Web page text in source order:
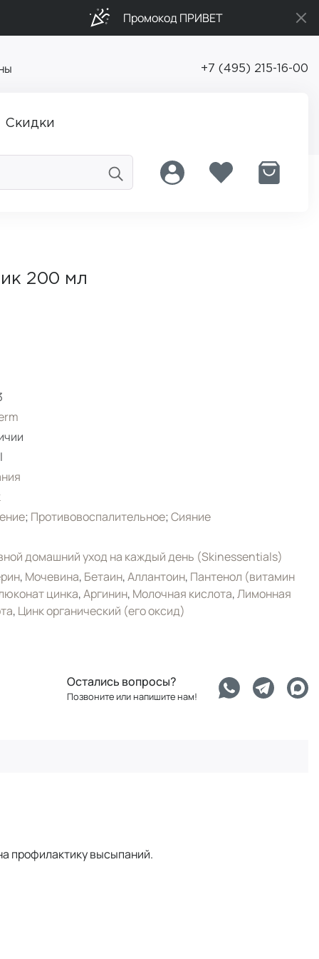
Промокод ПРИВЕТ
+7 (495) 215-16-00
Скидки
200 мл
; Противовоспалительное;Сияние
домашний уход на каждый день (Skinessentials)
, Мочевина, Бетаин,Аллантоин, Пантенол (витамин
цинка,Аргинин, Молочная кислота,Лимонная
, Цинк органический (его оксид)
Остались вопросы?
Позвоните или напишите нам!
профилактику высыпаний.